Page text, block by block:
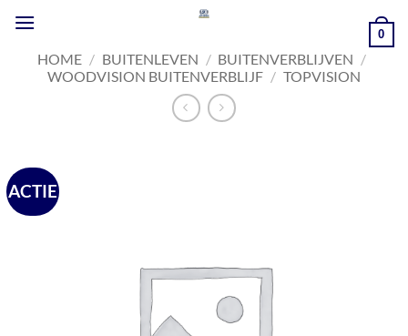
naar
inhoud
0
HOME / BUITENLEVEN / BUITENVERBLIJVEN /
WOODVISION BUITENVERBLIJF / TOPVISION
ACTIE